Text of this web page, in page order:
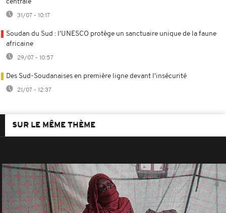
centrale
31/07 - 10:17
Soudan du Sud : l'UNESCO protège un sanctuaire unique de la faune
africaine
29/07 - 10:57
Des Sud-Soudanaises en première ligne devant l'insécurité
21/07 - 12:37
SUR LE MÊME THÈME